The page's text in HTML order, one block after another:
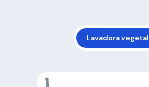
Lavadora vegetal